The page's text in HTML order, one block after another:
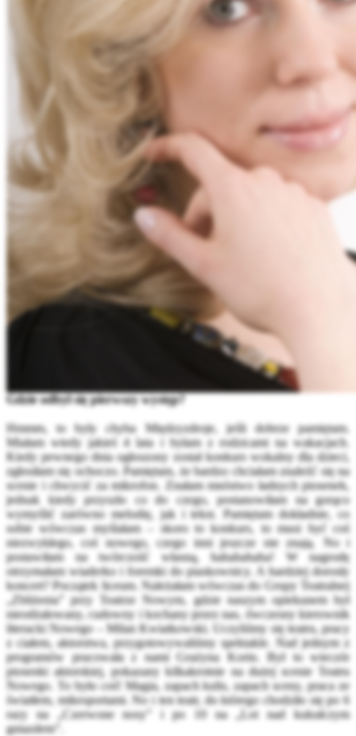
Gdzie odbył się pierwszy występ?
Hmmm, to były chyba Międzyzdroje, jeśli dobrze pamiętam.
Miałam wtedy jakieś 4 lata i byłam z rodzicami na wakacjach.
Kiedy pewnego dnia ogłoszony został konkurs wokalny dla dzieci,
zgłosiłam się ochoczo. Pamiętam, że bardzo chciałam znaleźć się na
scenie i chwycić za mikrofon. Znałam mnóstwo ładnych piosenek,
jednak kiedy przyszło co do czego, postanowiłam na gorąco
wymyślić zarówno melodię, jak i tekst. Pamiętam dokładnie, co
sobie wówczas myślałam – skoro to konkurs, to musi być coś
niezwykłego, coś nowego, czego inni jeszcze nie znają. No i
postawiłam na twórczość własną, hahahahaha! W nagrodę
otrzymałam wiaderko i foremki do piaskownicy. A bardziej dorosły
koncert? Początek liceum. Należałam wówczas do Grupy Teatralnej
„Zbliżenia” przy Teatrze Nowym, gdzie naszym opiekunem był
nieodżałowany, cudowny i kochany przez nas, ówczesny kierownik
literacki Nowego – Milan Kwiatkowski. Uczyliśmy się teatru, pracy
z ciałem, aktorstwa, przygotowywaliśmy spektakle. Nad jednym z
programów pracowała z nami Grażyna Korin. Był to wieczór
piosenki aktorskiej, pokazany kilkakrotnie na dużej scenie Teatru
Nowego. To było coś! Magia, zapach kulis, zapach sceny, praca ze
światłem, mikroportami. No i ten teatr, do którego chodziło się po 6
razy na „Czerwone nosy” i po 10 na „Lot nad kukułczym
gniazdem”.